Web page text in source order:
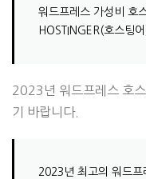
워드프레스 가성비 호
HOSTINGER(호스팅
2023년 워드프레스 호
기 바랍니다.
2023년 최고의 워드프